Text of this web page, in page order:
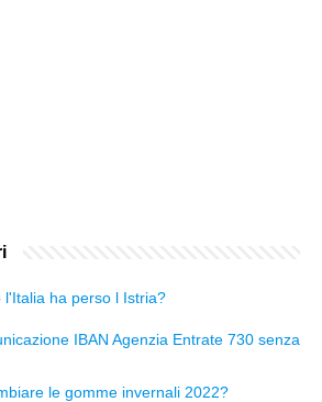
l'Italia ha perso l Istria?
IBAN Agenzia Entrate 730 senza
le gomme invernali 2022?